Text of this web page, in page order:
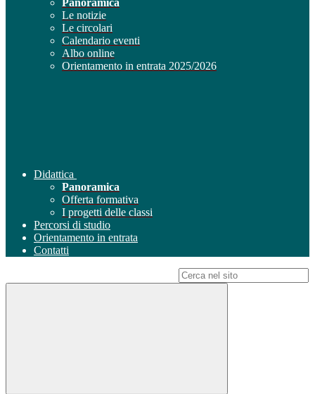
Panoramica
Le notizie
Le circolari
Calendario eventi
Albo online
Orientamento in entrata 2025/2026
Didattica
Panoramica
Offerta formativa
I progetti delle classi
Percorsi di studio
Orientamento in entrata
Contatti